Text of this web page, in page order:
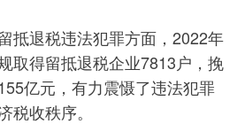
退税违法犯罪方面，2022年
取得留抵退税企业7813户，挽
亿元，有力震慑了违法犯罪
收秩序。